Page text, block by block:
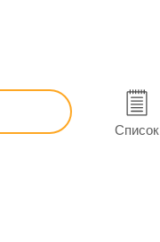
Список
для ін. 1 г фл. №1